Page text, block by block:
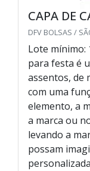
CAPA DE
DFV BOLSAS /
Lote mínimo:
para festa é
assentos, de
com uma
elemento, a
a marca ou
levando a
possam